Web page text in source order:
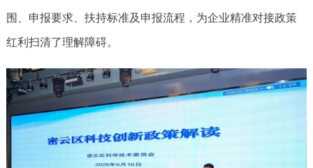
围、申报要求、扶持标准及申报流程，为企业精准对接政策
红利扫清了理解障碍。